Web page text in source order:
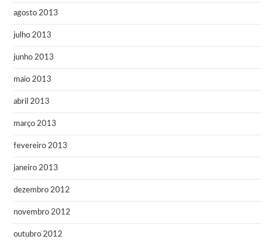
agosto 2013
julho 2013
junho 2013
maio 2013
abril 2013
março 2013
fevereiro 2013
janeiro 2013
dezembro 2012
novembro 2012
outubro 2012